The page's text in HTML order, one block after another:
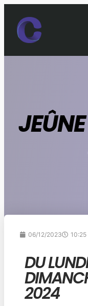
06/12/2023 10:25
DU
2024